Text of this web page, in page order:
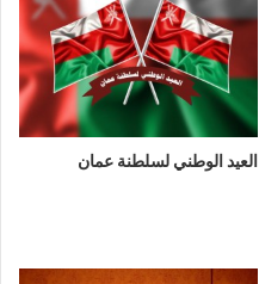
العيد الوطني لسلطنة عمان